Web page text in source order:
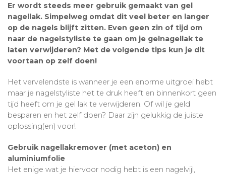
Babyverzorging
Reiniging
Wimperkrullers
Overige
Er wordt steeds meer gebruik gemaakt van gel
nagellak. Simpelweg omdat dit veel beter en langer
op de nagels blijft zitten. Even geen zin of tijd om
naar de nagelstyliste te gaan om je gelnagellak te
laten verwijderen? Met de volgende tips kun je dit
voortaan op zelf doen!
Het vervelendste is wanneer je een enorme uitgroei hebt
maar je nagelstyliste het te druk heeft en binnenkort geen
tijd heeft om je gel lak te verwijderen. Of wil je geld
besparen en het zelf doen? Daar zijn gelukkig de juiste
oplossing(en) voor!
Gebruik nagellakremover (met aceton) en
aluminiumfolie
Het enige wat je hiervoor nodig hebt is een nagelvijl,